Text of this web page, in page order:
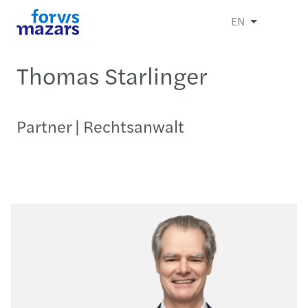
EN
Thomas Starlinger
Partner | Rechtsanwalt